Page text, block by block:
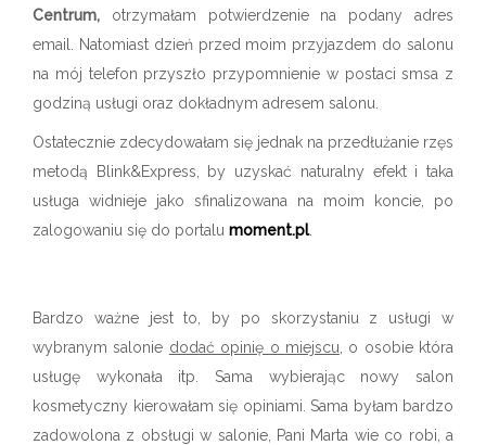
Centrum, otrzymałam potwierdzenie na podany adres
email. Natomiast dzień przed moim przyjazdem do salonu
na mój telefon przyszło przypomnienie w postaci smsa z
godziną usługi oraz dokładnym adresem salonu.
Ostatecznie zdecydowałam się jednak na przedłużanie rzęs
metodą Blink&Express, by uzyskać naturalny efekt i taka
usługa widnieje jako sfinalizowana na moim koncie, po
zalogowaniu się do portalu moment.pl.
Bardzo ważne jest to, by po skorzystaniu z usługi w
wybranym salonie dodać opinię o miejscu , o osobie która
usługę wykonała itp. Sama wybierając nowy salon
kosmetyczny kierowałam się opiniami. Sama byłam bardzo
zadowolona z obsługi w salonie, Pani Marta wie co robi, a